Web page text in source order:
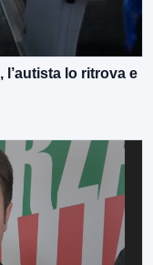
lo ritrova e